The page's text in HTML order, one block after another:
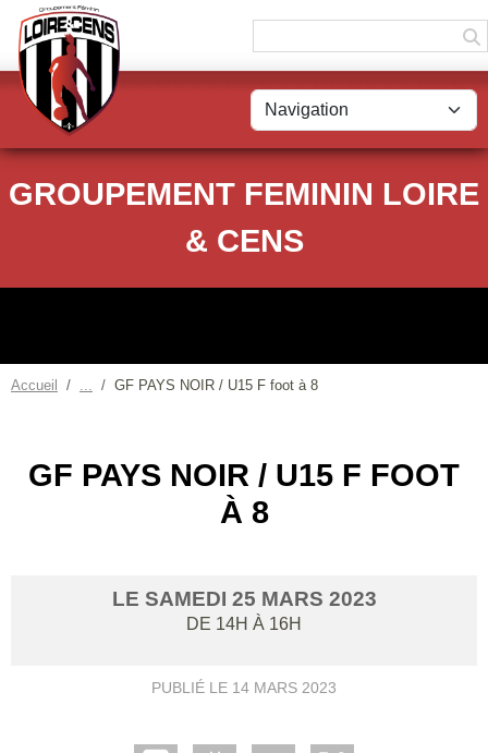
GROUPEMENT FEMININ LOIRE
& CENS
Accueil GF PAYS NOIR / U15 F foot à 8
GF PAYS NOIR / U15 F FOOT
À 8
LE SAMEDI 25 MARS 2023
DE 14H À 16H
PUBLIÉ LE 14 MARS 2023
Panneau de gestion des cookies